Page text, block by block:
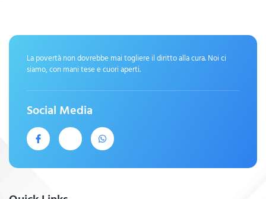
La povertà non dovrebbe mai togliere il diritto alla cura. Noi ci
siamo, con mani tese e cuori aperti.
Social Media